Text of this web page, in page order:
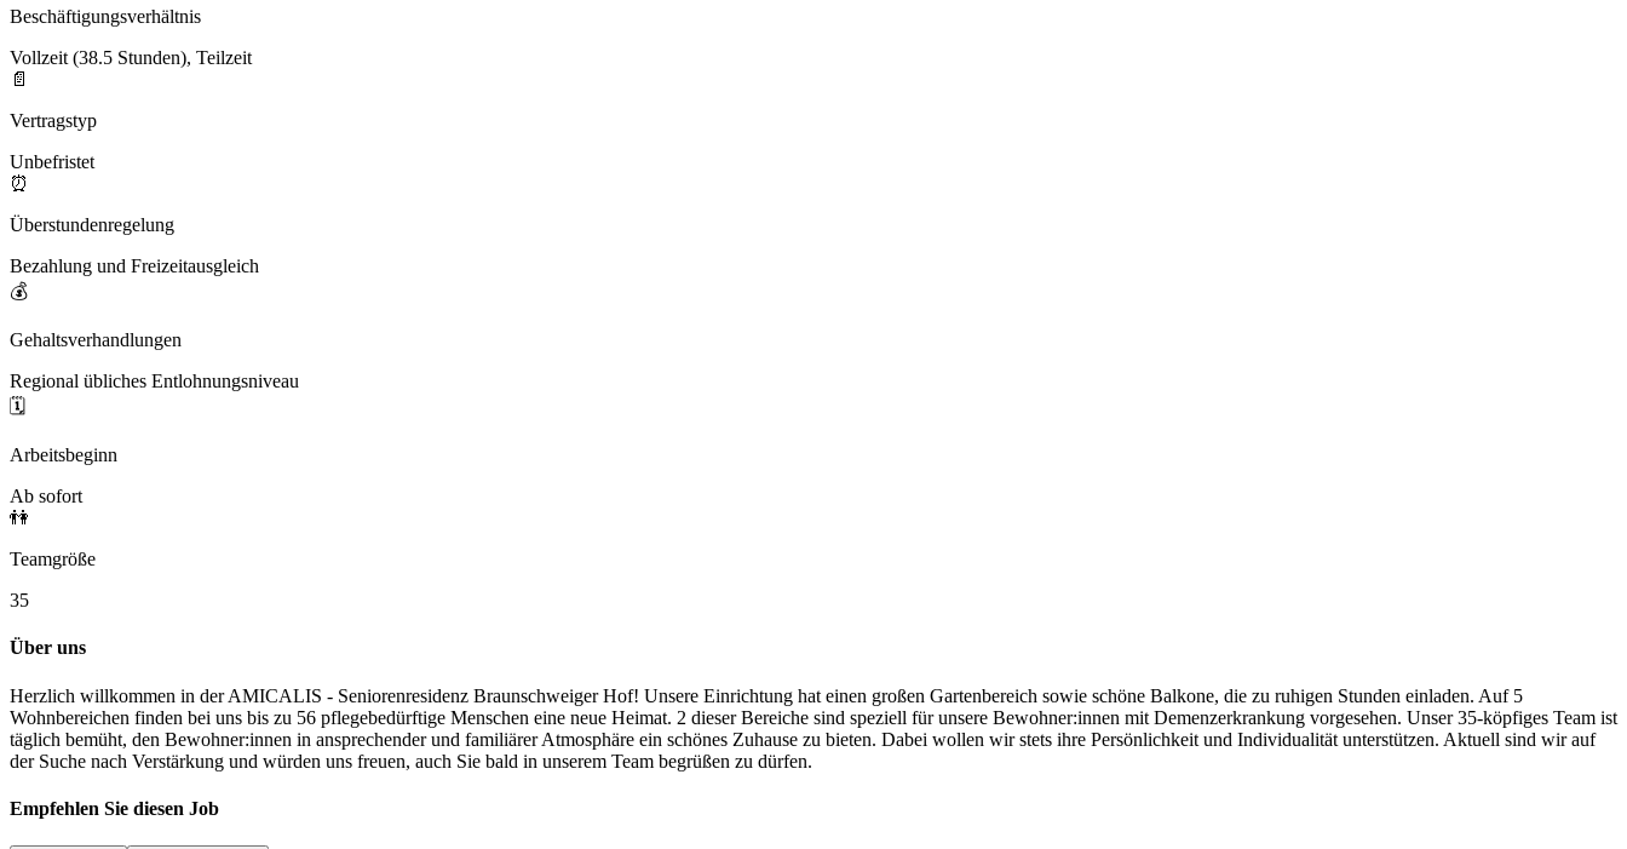
Beschäftigungsverhältnis
Vollzeit (38.5 Stunden), Teilzeit
📄
Vertragstyp
Unbefristet
⏰
Überstundenregelung
Bezahlung und Freizeitausgleich
💰
Gehaltsverhandlungen
Regional übliches Entlohnungsniveau
🗓️
Arbeitsbeginn
Ab sofort
👫
Teamgröße
35
Über uns
Herzlich willkommen in der AMICALIS - Seniorenresidenz Braunschweiger Hof! Unsere Einrichtung hat einen großen Gartenbereich sowie schöne Balkone, die zu ruhigen Stunden einladen. Auf 5
Wohnbereichen finden bei uns bis zu 56 pflegebedürftige Menschen eine neue Heimat. 2 dieser Bereiche sind speziell für unsere Bewohner:innen mit Demenzerkrankung vorgesehen. Unser 35-köpfiges Team ist
täglich bemüht, den Bewohner:innen in ansprechender und familiärer Atmosphäre ein schönes Zuhause zu bieten. Dabei wollen wir stets ihre Persönlichkeit und Individualität unterstützen. Aktuell sind wir auf
der Suche nach Verstärkung und würden uns freuen, auch Sie bald in unserem Team begrüßen zu dürfen.
Empfehlen Sie diesen Job